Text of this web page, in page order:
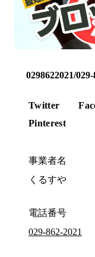
0298622021/
Twitter
Pinterest
事業者名
くるすや
電話番号
029-862-2021